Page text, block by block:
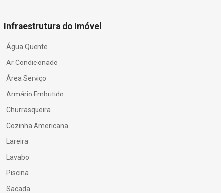
Infraestrutura do Imóvel
Água Quente
Ar Condicionado
Área Serviço
Armário Embutido
Churrasqueira
Cozinha Americana
Lareira
Lavabo
Piscina
Sacada